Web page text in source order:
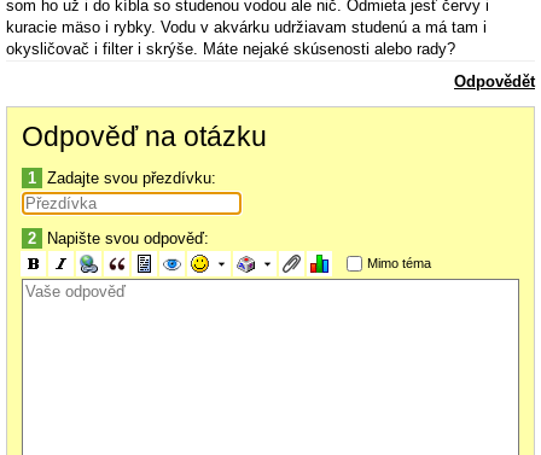
som ho už i do kíbla so studenou vodou ale nič. Odmieta jesť červy i
kuracie mäso i rybky. Vodu v akvárku udržiavam studenú a má tam i
okysličovač i filter i skrýše. Máte nejaké skúsenosti alebo rady?
Odpovědět
Odpověď na otázku
1 Zadajte svou přezdívku:
2 Napište svou odpověď:
Mimo téma